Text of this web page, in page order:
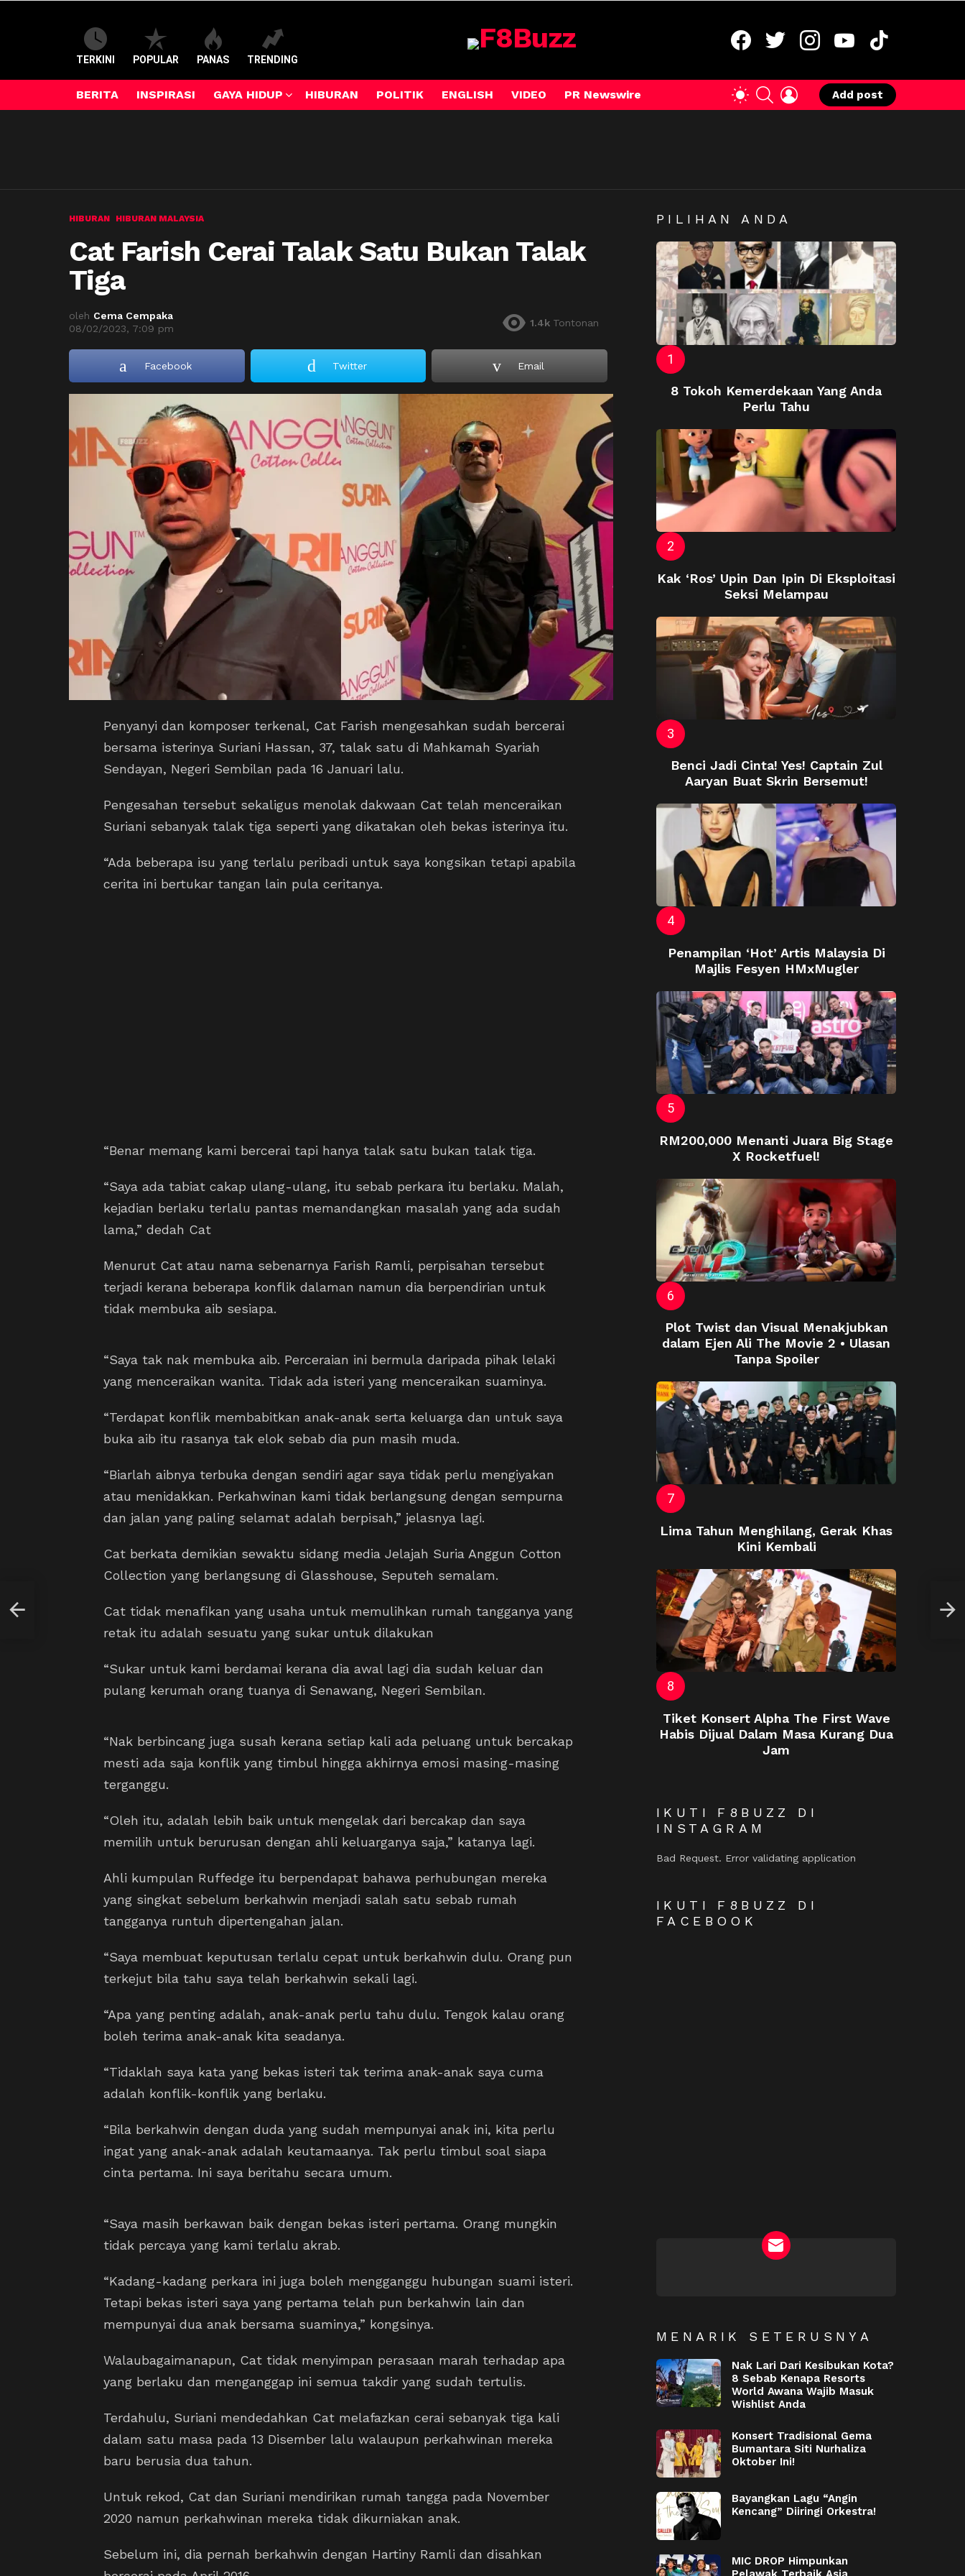
TERKINI POPULAR PANAS TRENDING
BERITA INSPIRASI GAYA HIDUP HIBURAN POLITIK ENGLISH VIDEO PR Newswire
SWITCHSEARCHLOGIN
Add post
HIBURAN HIBURAN MALAYSIA
Cat Farish Cerai Talak Satu Bukan Talak
Tiga
oleh Cema Cempaka
08/02/2023, 7:09 pm
1.4k Tontonan
Facebook Twitter Email
Penyanyi dan komposer terkenal, Cat Farish mengesahkan sudah bercerai
bersama isterinya Suriani Hassan, 37, talak satu di Mahkamah Syariah
Sendayan, Negeri Sembilan pada 16 Januari lalu.
Pengesahan tersebut sekaligus menolak dakwaan Cat telah menceraikan
Suriani sebanyak talak tiga seperti yang dikatakan oleh bekas isterinya itu.
“Ada beberapa isu yang terlalu peribadi untuk saya kongsikan tetapi apabila
cerita ini bertukar tangan lain pula ceritanya.
“Benar memang kami bercerai tapi hanya talak satu bukan talak tiga.
“Saya ada tabiat cakap ulang-ulang, itu sebab perkara itu berlaku. Malah,
kejadian berlaku terlalu pantas memandangkan masalah yang ada sudah
lama,” dedah Cat
Menurut Cat atau nama sebenarnya Farish Ramli, perpisahan tersebut
terjadi kerana beberapa konflik dalaman namun dia berpendirian untuk
tidak membuka aib sesiapa.
“Saya tak nak membuka aib. Perceraian ini bermula daripada pihak lelaki
yang menceraikan wanita. Tidak ada isteri yang menceraikan suaminya.
“Terdapat konflik membabitkan anak-anak serta keluarga dan untuk saya
buka aib itu rasanya tak elok sebab dia pun masih muda.
“Biarlah aibnya terbuka dengan sendiri agar saya tidak perlu mengiyakan
atau menidakkan. Perkahwinan kami tidak berlangsung dengan sempurna
dan jalan yang paling selamat adalah berpisah,” jelasnya lagi.
Cat berkata demikian sewaktu sidang media Jelajah Suria Anggun Cotton
Collection yang berlangsung di Glasshouse, Seputeh semalam.
Cat tidak menafikan yang usaha untuk memulihkan rumah tangganya yang
retak itu adalah sesuatu yang sukar untuk dilakukan
“Sukar untuk kami berdamai kerana dia awal lagi dia sudah keluar dan
pulang kerumah orang tuanya di Senawang, Negeri Sembilan.
“Nak berbincang juga susah kerana setiap kali ada peluang untuk bercakap
mesti ada saja konflik yang timbul hingga akhirnya emosi masing-masing
terganggu.
“Oleh itu, adalah lebih baik untuk mengelak dari bercakap dan saya
memilih untuk berurusan dengan ahli keluarganya saja,” katanya lagi.
Ahli kumpulan Ruffedge itu berpendapat bahawa perhubungan mereka
yang singkat sebelum berkahwin menjadi salah satu sebab rumah
tangganya runtuh dipertengahan jalan.
“Saya membuat keputusan terlalu cepat untuk berkahwin dulu. Orang pun
terkejut bila tahu saya telah berkahwin sekali lagi.
“Apa yang penting adalah, anak-anak perlu tahu dulu. Tengok kalau orang
boleh terima anak-anak kita seadanya.
“Tidaklah saya kata yang bekas isteri tak terima anak-anak saya cuma
adalah konflik-konflik yang berlaku.
“Bila berkahwin dengan duda yang sudah mempunyai anak ini, kita perlu
ingat yang anak-anak adalah keutamaanya. Tak perlu timbul soal siapa
cinta pertama. Ini saya beritahu secara umum.
“Saya masih berkawan baik dengan bekas isteri pertama. Orang mungkin
tidak percaya yang kami terlalu akrab.
“Kadang-kadang perkara ini juga boleh mengganggu hubungan suami isteri.
Tetapi bekas isteri saya yang pertama telah pun berkahwin lain dan
mempunyai dua anak bersama suaminya,” kongsinya.
Walaubagaimanapun, Cat tidak menyimpan perasaan marah terhadap apa
yang berlaku dan menganggap ini semua takdir yang sudah tertulis.
Terdahulu, Suriani mendedahkan Cat melafazkan cerai sebanyak tiga kali
dalam satu masa pada 13 Disember lalu walaupun perkahwinan mereka
baru berusia dua tahun.
Untuk rekod, Cat dan Suriani mendirikan rumah tangga pada November
2020 namun perkahwinan mereka tidak dikurniakan anak.
Sebelum ini, dia pernah berkahwin dengan Hartiny Ramli dan disahkan
Di
Ini
PILIHAN ANDA
8 Tokoh Kemerdekaan Yang Anda
Perlu Tahu
Kak ‘Ros’ Upin Dan Ipin Di Eksploitasi
Seksi Melampau
Benci Jadi Cinta! Yes! Captain Zul
Aaryan Buat Skrin Bersemut!
Penampilan ‘Hot’ Artis Malaysia Di
Majlis Fesyen HMxMugler
RM200,000 Menanti Juara Big Stage
X Rocketfuel!
Plot Twist dan Visual Menakjubkan
dalam Ejen Ali The Movie 2 • Ulasan
Tanpa Spoiler
Lima Tahun Menghilang, Gerak Khas
Kini Kembali
Tiket Konsert Alpha The First Wave
Habis Dijual Dalam Masa Kurang Dua
Jam
IKUTI F8BUZZ DI
INSTAGRAM
Bad Request. Error validating application
IKUTI F8BUZZ DI
FACEBOOK
MENARIK SETERUSNYA
Nak Lari Dari Kesibukan Kota?
8 Sebab Kenapa Resorts
World Awana Wajib Masuk
Wishlist Anda
Konsert Tradisional Gema
Bumantara Siti Nurhaliza
Oktober Ini!
Bayangkan Lagu “Angin
Kencang” Diiringi Orkestra!
MIC DROP Himpunkan